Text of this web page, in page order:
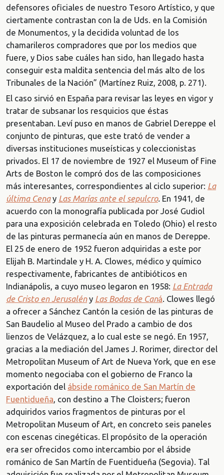
defensores oficiales de nuestro Tesoro Artístico, y que
ciertamente contrastan con la de Uds. en la Comisión
de Monumentos, y la decidida voluntad de los
chamarileros compradores que por los medios que
fuere, y Dios sabe cuáles han sido, han llegado hasta
conseguir esta maldita sentencia del más alto de los
Tribunales de la Nación” (Martínez Ruiz, 2008, p. 271).
El caso sirvió en España para revisar las leyes en vigor y
tratar de subsanar los resquicios que éstas
presentaban. Leví puso en manos de Gabriel Dereppe el
conjunto de pinturas, que este trató de vender a
diversas instituciones museísticas y coleccionistas
privados. El 17 de noviembre de 1927 el Museum of Fine
Arts de Boston le compró dos de las composiciones
más interesantes, correspondientes al ciclo superior: La
última Cenay Las Marías ante el sepulcro. En 1941, de
acuerdo con la monografía publicada por José Gudiol
para una exposición celebrada en Toledo (Ohio) el resto
de las pinturas permanecía aún en manos de Dereppe.
El 25 de enero de 1952 fueron adquiridas a este por
Elijah B. Martindale y H. A. Clowes, médico y químico
respectivamente, fabricantes de antibióticos en
Indianápolis, a cuyo museo legaron en 1958: La Entrada
de Cristo en Jerusalény Las Bodas de Caná. Clowes llegó
a ofrecer a Sánchez Cantón la cesión de las pinturas de
San Baudelio al Museo del Prado a cambio de dos
lienzos de Velázquez, a lo cual este se negó. En 1957,
gracias a la mediación del James J. Rorimer, director del
Metropolitan Museum of Art de Nueva York, que en ese
momento negociaba con el gobierno de Franco la
exportación del ábside románico de San Martín de
Fuentidueña, con destino a The Cloisters; fueron
adquiridos varios fragmentos de pinturas por el
Metropolitan Museum of Art, en concreto seis paneles
con escenas cinegéticas. El propósito de la operación
era ser ofrecidos como intercambio por el ábside
románico de San Martín de Fuentidueña (Segovia). Tal